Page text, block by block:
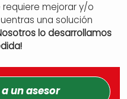
requiere mejorar y/o
una solución
lo desarrollamos
unasesor